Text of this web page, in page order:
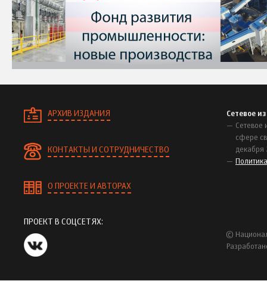
АРХИВ ИЗДАНИЯ
КОНТАКТЫ И СОТРУДНИЧЕСТВО
О ПРОЕКТЕ И АВТОРАХ
Сетевое
Сетевое
сфере
декабря
ПРОЕКТ В СОЦСЕТЯХ:
©